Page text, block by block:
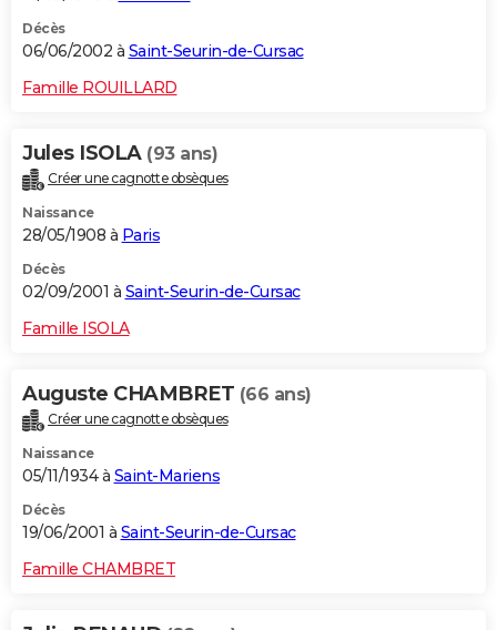
Décès
06/06/2002 à Saint-Seurin-de-Cursac
Famille ROUILLARD
Jules ISOLA (93 ans)
Créer une cagnotte obsèques
Naissance
28/05/1908 à Paris
Décès
02/09/2001 à Saint-Seurin-de-Cursac
Famille ISOLA
Auguste CHAMBRET (66 ans)
Créer une cagnotte obsèques
Naissance
05/11/1934 à Saint-Mariens
Décès
19/06/2001 à Saint-Seurin-de-Cursac
Famille CHAMBRET